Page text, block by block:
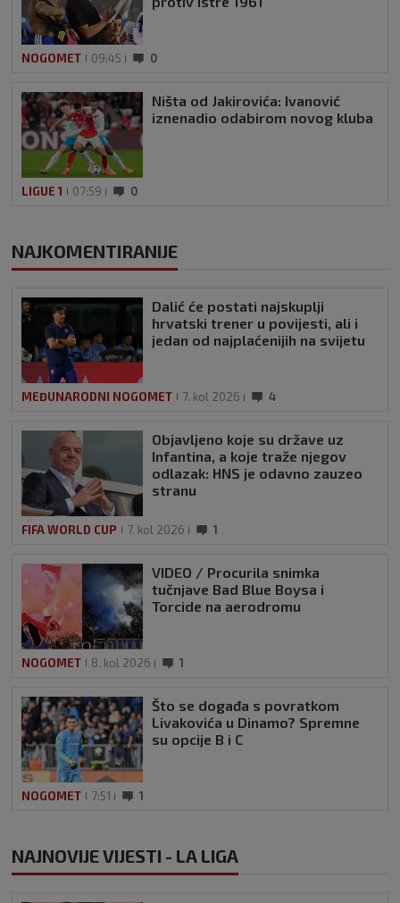
NOGOMET 09:45 0
Ništa od Jakirovića: Ivanović
iznenadio odabirom novog kluba
LIGUE 1 07:59 0
NAJKOMENTIRANIJE
Dalić će postati najskuplji
hrvatski trener u povijesti, ali i
jedan od najplaćenijih na svijetu
MEĐUNARODNI NOGOMET 7. kol 2026 4
Objavljeno koje su države uz
Infantina, a koje traže njegov
odlazak: HNS je odavno zauzeo
stranu
FIFA WORLD CUP 7. kol 2026 1
VIDEO / Procurila snimka
tučnjave Bad Blue Boysa i
Torcide na aerodromu
NOGOMET 8. kol 2026 1
Što se događa s povratkom
Livakovića u Dinamo? Spremne
su opcije B i C
NOGOMET 7:51 1
NAJNOVIJE VIJESTI - LA LIGA